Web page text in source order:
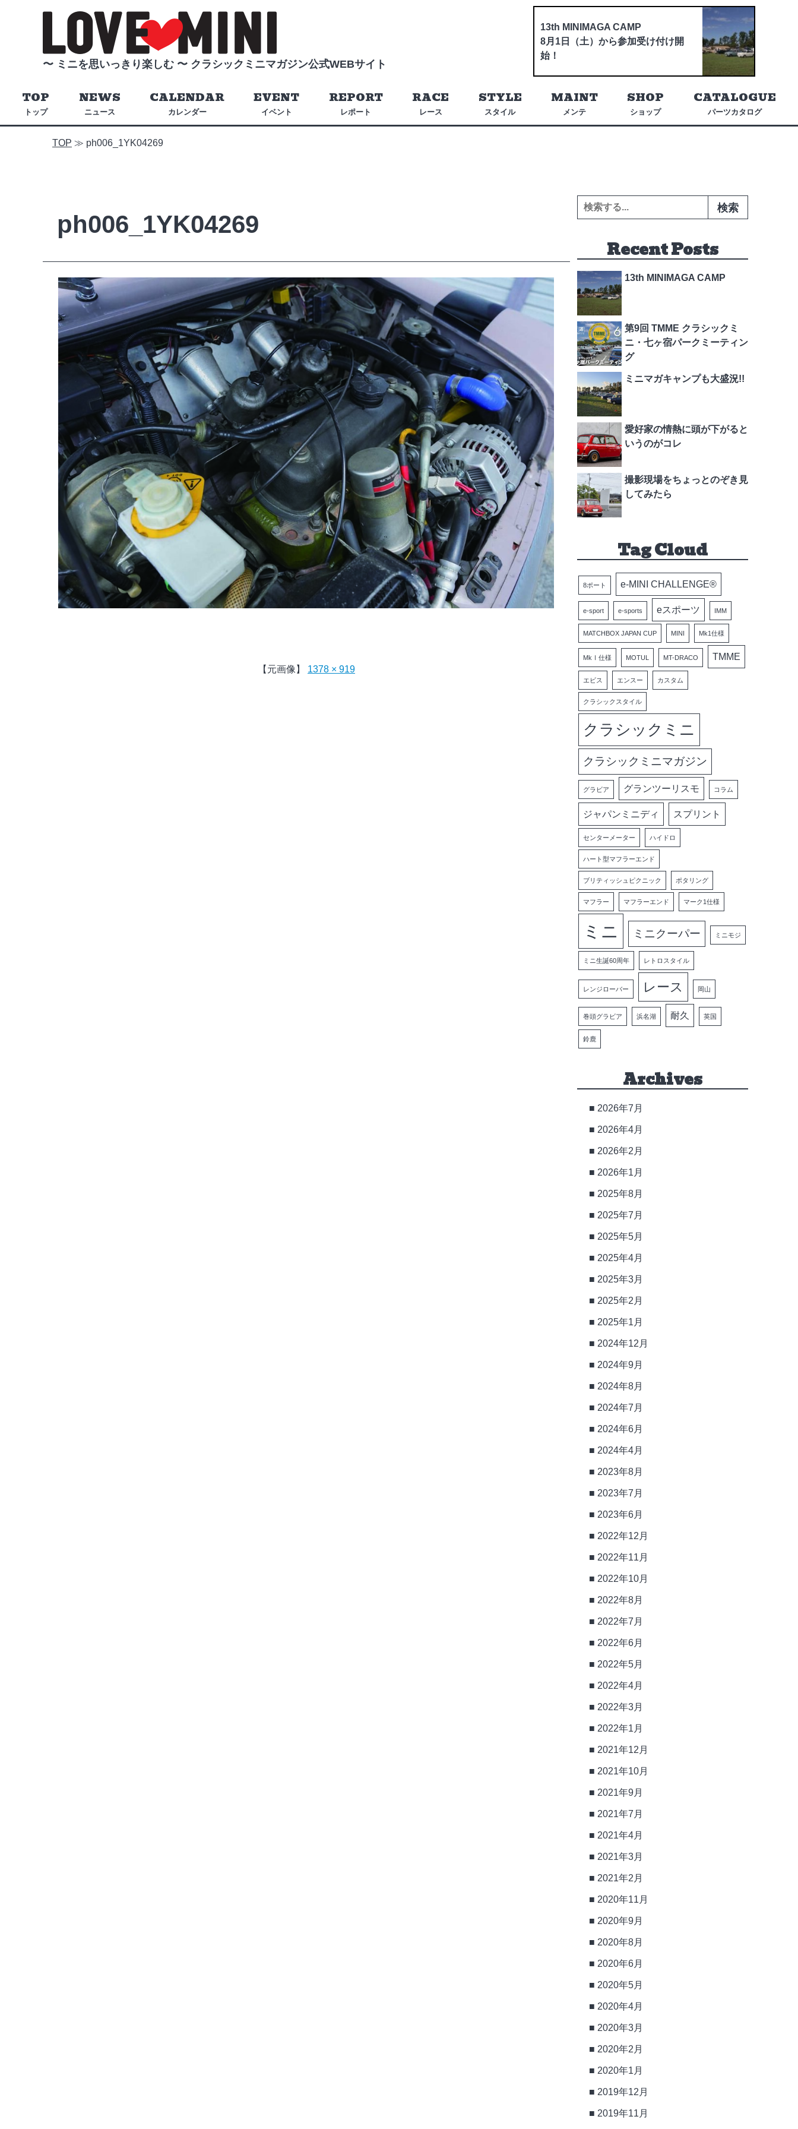
〜 ミニを思いっきり楽しむ 〜 クラシックミニマガジン公式WEBサイト
13th MINIMAGA CAMP
8月1日（土）から参加受け付け開
始！
トップ
TOP
ニュース
NEWS
カレンダー
CALENDAR
イベント
EVENT
レポート
REPORT
レース
RACE
スタイル
STYLE
メンテ
MAINT
ショップ
SHOP
パーツカタログ
CATALOGUE
TOP ≫ ph006_1YK04269
ph006_1YK04269
【元画像】 1378 × 919
検索:
Recent Posts
13th MINIMAGA CAMP
第9回 TMME クラシックミ
ニ・七ヶ宿パークミーティン
グ
ミニマガキャンプも大盛況!!
愛好家の情熱に頭が下がると
いうのがコレ
撮影現場をちょっとのぞき見
してみたら
Tag Cloud
8ポート e-MINI CHALLENGE®
e-sport e-sports eスポーツ IMM
MATCHBOX JAPAN CUP MINI Mk1仕様
MkⅠ仕様 MOTUL MT-DRACO TMME
エビス エンスー カスタム
クラシックスタイル
クラシックミニ
クラシックミニマガジン
グラビア グランツーリスモ コラム
ジャパンミニディ スプリント
センターメーター ハイドロ
ハート型マフラーエンド
ブリティッシュピクニック ポタリング
マフラー マフラーエンド マーク1仕様
ミニ ミニクーパー ミニモジ
ミニ生誕60周年 レトロスタイル
レンジローバー レース 岡山
巻頭グラビア 浜名湖 耐久 英国
鈴鹿
Archives
2026年7月
2026年4月
2026年2月
2026年1月
2025年8月
2025年7月
2025年5月
2025年4月
2025年3月
2025年2月
2025年1月
2024年12月
2024年9月
2024年8月
2024年7月
2024年6月
2024年4月
2023年8月
2023年7月
2023年6月
2022年12月
2022年11月
2022年10月
2022年8月
2022年7月
2022年6月
2022年5月
2022年4月
2022年3月
2022年1月
2021年12月
2021年10月
2021年9月
2021年7月
2021年4月
2021年3月
2021年2月
2020年11月
2020年9月
2020年8月
2020年6月
2020年5月
2020年4月
2020年3月
2020年2月
2020年1月
2019年12月
2019年11月